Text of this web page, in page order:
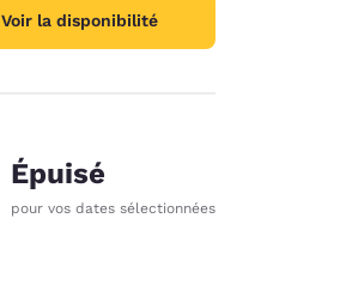
Voir la disponibilité
Épuisé
pour vos dates sélectionnées